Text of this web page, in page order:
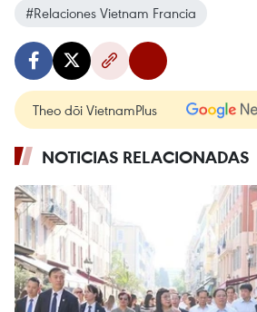
#Relaciones Vietnam Francia
Theo dõi VietnamPlus
NOTICIAS RELACIONADAS